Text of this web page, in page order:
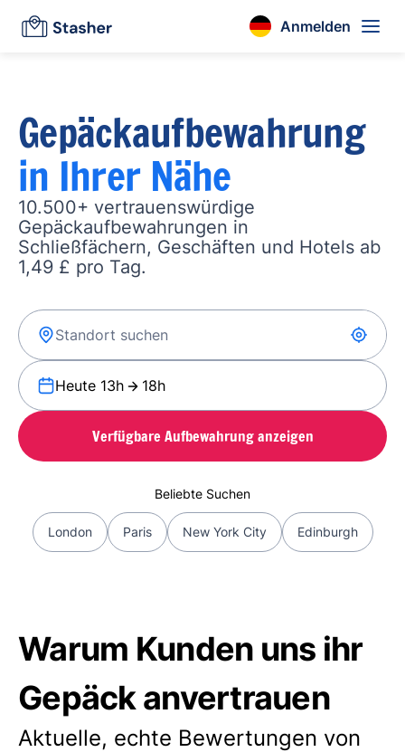
Anmelden
Gepäckaufbewahrung
in Ihrer Nähe
10.500+ vertrauenswürdige
Gepäckaufbewahrungen in
Schließfächern, Geschäften und Hotels ab
1,49 £ pro Tag.
Heute 13h 18h
Verfügbare Aufbewahrung anzeigen
Beliebte Suchen
London Paris New York City Edinburgh
Warum Kunden uns ihr
Gepäck anvertrauen
Aktuelle, echte Bewertungen von